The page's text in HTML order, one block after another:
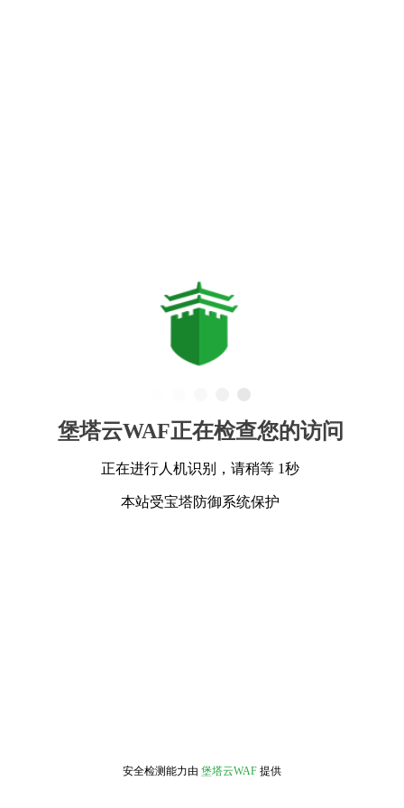
堡塔云WAF正在检查您的访问
正在进行人机识别，请稍等 1秒
本站受宝塔防御系统保护
安全检测能力由 堡塔云WAF 提供